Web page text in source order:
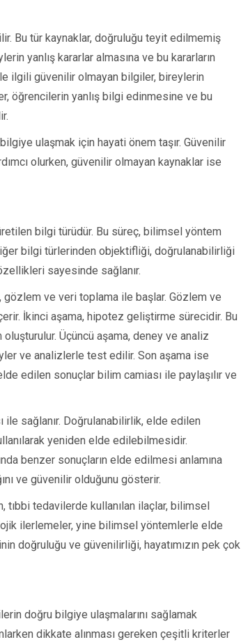
Bu tür kaynaklar, doğruluğu teyit edilmemiş
yanlış kararlar almasına ve bu kararların
ilgili güvenilir olmayan bilgiler, bireylerin
öğrencilerin yanlış bilgi edinmesine ve bu
ulaşmak için hayati önem taşır. Güvenilir
olurken, güvenilir olmayan kaynaklar ise
bilgi türüdür. Bu süreç, bilimsel yöntem
bilgi türlerinden objektifliği, doğrulanabilirliği
sayesinde sağlanır.
ve veri toplama ile başlar. Gözlem ve
İkinci aşama, hipotez geliştirme sürecidir. Bu
Üçüncü aşama, deney ve analiz
ve analizlerle test edilir. Son aşama ise
edilen sonuçlar bilim camiası ile paylaşılır ve
sağlanır. Doğrulanabilirlik, elde edilen
yeniden elde edilebilmesidir.
benzer sonuçların elde edilmesi anlamına
ve güvenilir olduğunu gösterir.
tıbbi tedavilerde kullanılan ilaçlar, bilimsel
ilerlemeler, yine bilimsel yöntemlerle elde
doğruluğu ve güvenilirliği, hayatımızın pek çok
doğru bilgiye ulaşmalarını sağlamak
dikkate alınması gereken çeşitli kriterler